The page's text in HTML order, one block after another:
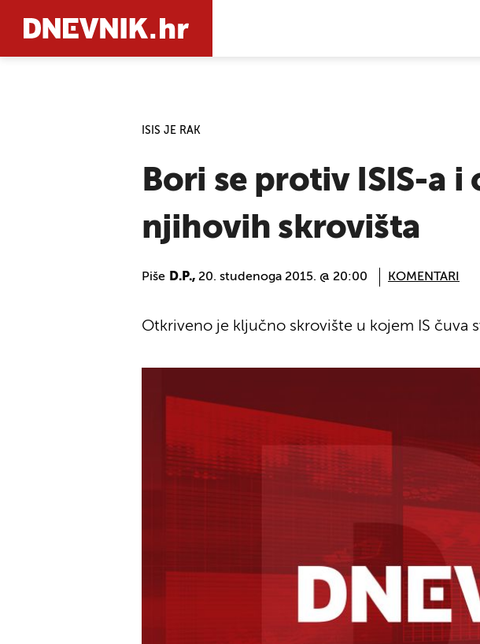
ISIS JE RAK
Bori se protiv ISIS-a
njihovih skrovišta
Piše D.P., 20. studenoga 2015. @ 20:00 KOMENTARI
Otkriveno je ključno skrovište u kojem IS čuva